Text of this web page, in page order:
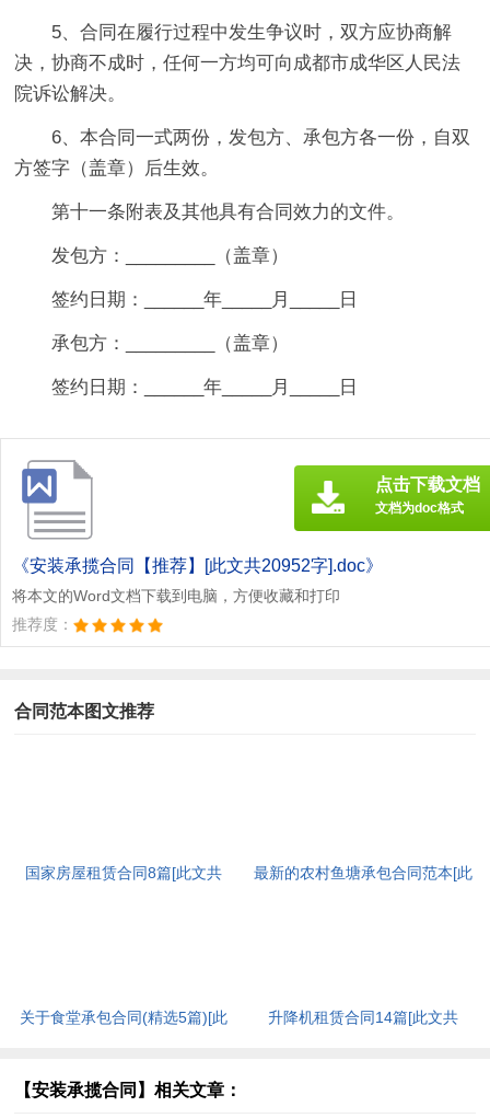
5、合同在履行过程中发生争议时，双方应协商解
决，协商不成时，任何一方均可向成都市成华区人民法
院诉讼解决。
6、本合同一式两份，发包方、承包方各一份，自双
方签字（盖章）后生效。
第十一条附表及其他具有合同效力的文件。
发包方：_________（盖章）
签约日期：______年_____月_____日
承包方：_________（盖章）
签约日期：______年_____月_____日
《安装承揽合同【推荐】[此文共20952字].doc》
将本文的Word文档下载到电脑，方便收藏和打印
推荐度：
点击下载文档
文档为doc格式
合同范本图文推荐
国家房屋租赁合同8篇[此文共
最新的农村鱼塘承包合同范本[此
关于食堂承包合同(精选5篇)[此
升降机租赁合同14篇[此文共
【安装承揽合同】相关文章：